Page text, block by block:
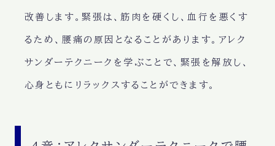
改善します。緊張は、筋肉を硬くし、血行を悪くす
るため、腰痛の原因となることがあります。アレク
サンダーテクニークを学ぶことで、緊張を解放し、
心身ともにリラックスすることができます。